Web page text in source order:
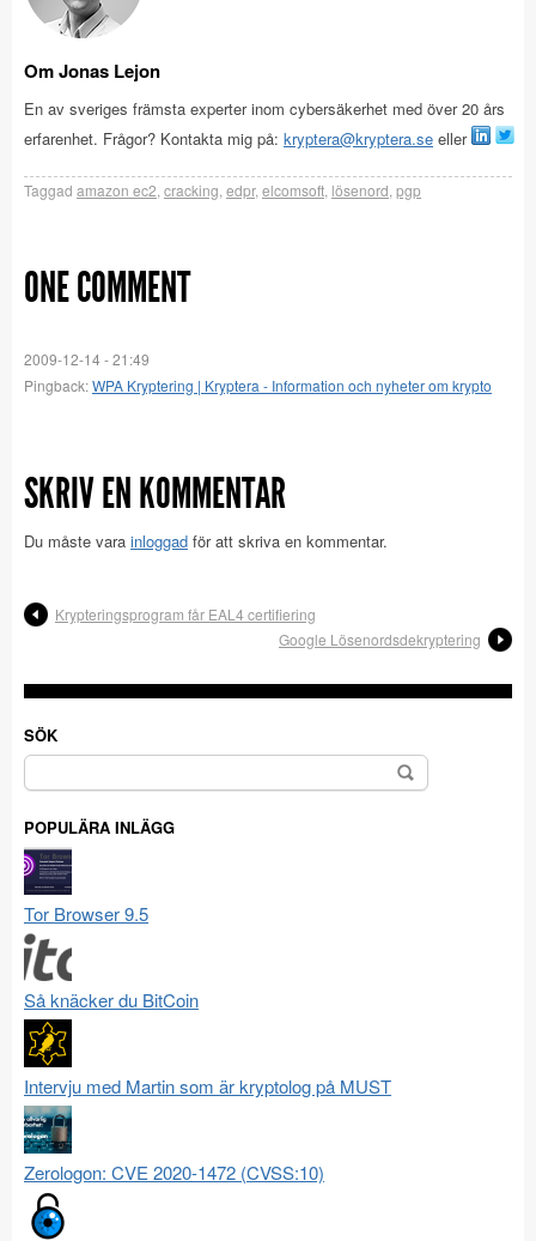
Om Jonas Lejon
En av sveriges främsta experter inom cybersäkerhet med över 20 års
erfarenhet. Frågor? Kontakta mig på: kryptera@kryptera.se eller
Taggad amazon ec2,cracking,edpr,elcomsoft, lösenord,pgp
ONE COMMENT
2009-12-14 - 21:49
Pingback:WPA Kryptering | Kryptera - Information och nyheter om krypto
SKRIV EN KOMMENTAR
Du måste vara inloggad för att skriva en kommentar.
Krypteringsprogram får EAL4 certifiering
Google Lösenordsdekryptering
SÖK
Sök
efter:
POPULÄRA INLÄGG
Tor Browser 9.5
Så knäcker du BitCoin
Intervju med Martin som är kryptolog på MUST
Zerologon: CVE 2020-1472 (CVSS:10)